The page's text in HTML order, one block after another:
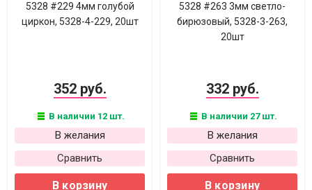
5328 #229 4мм голубой
циркон, 5328-4-229, 20шт
352 руб.
В наличии 12 шт.
В желания
Сравнить
В корзину
5328 #263 3мм светло-
бирюзовый, 5328-3-263,
20шт
332 руб.
В наличии 27 шт.
В желания
Сравнить
В корзину